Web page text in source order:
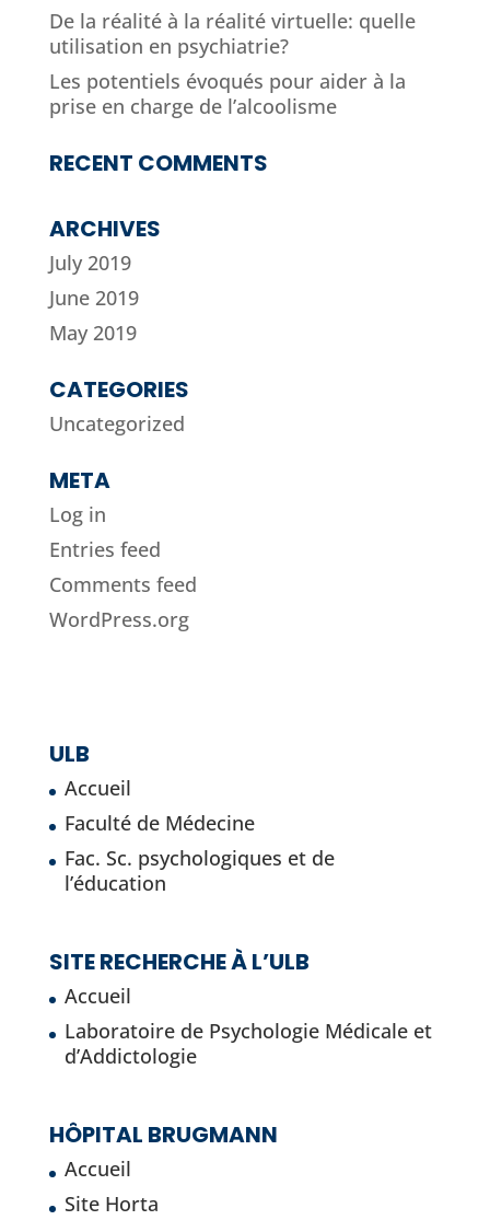
De la réalité à la réalité virtuelle: quelle
utilisation en psychiatrie?
Les potentiels évoqués pour aider à la
prise en charge de l’alcoolisme
RECENT COMMENTS
ARCHIVES
July 2019
June 2019
May 2019
CATEGORIES
Uncategorized
META
Log in
Entries feed
Comments feed
WordPress.org
ULB
Accueil
Faculté de Médecine
Fac. Sc. psychologiques et de
l’éducation
SITE RECHERCHE À L’ULB
Accueil
Laboratoire de Psychologie Médicale et
d’Addictologie
HÔPITAL BRUGMANN
Accueil
Site Horta